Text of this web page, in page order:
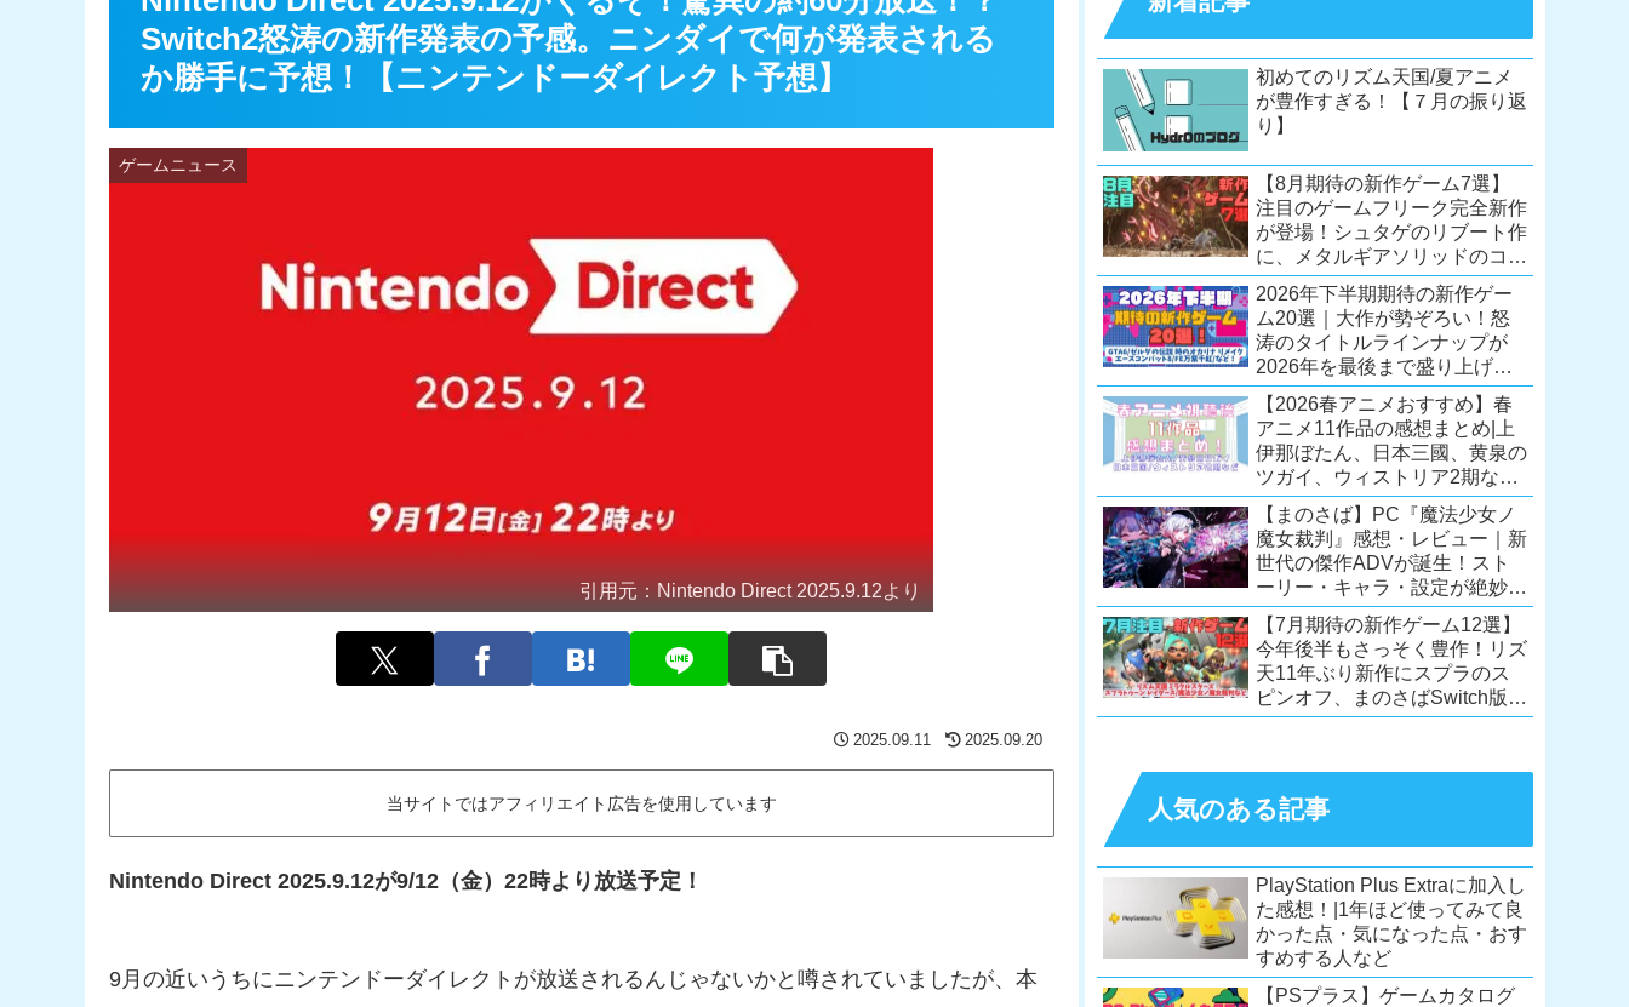
Switch2怒涛の新作発表の予感。ニンダイで何が発表される
か勝手に予想！【ニンテンドーダイレクト予想】
ゲームニュース
引用元： Nintendo Direct 2025.9.12より
2025.09.11 2025.09.20
当サイトではアフィリエイト広告を使用しています
Nintendo Direct 2025.9.12が9/12（金）22時より放送予定！
9月の近いうちにニンテンドーダイレクトが放送されるんじゃないかと噂されていましたが、本
初めてのリズム天国/夏アニメ
が豊作すぎる！【７月の振り返
り】
【8月期待の新作ゲーム7選】
注目のゲームフリーク完全新作
が登場！シュタゲのリブート作
に、メタルギアソリッドのコレ
クション第2弾も。夏休みを盛
り上げるタイトル大集合！
【Switch2/PS5/PC】
2026年下半期期待の新作ゲー
ム20選｜大作が勢ぞろい！怒
涛のタイトルラインナップが
2026年を最後まで盛り上げ
る！【Switch2/PS5/Xbox/PC】
【2026春アニメおすすめ】春
アニメ11作品の感想まとめ|上
伊那ぼたん、日本三國、黄泉の
ツガイ、ウィストリア2期な
ど……レベルの高い作品が多
い！？
【まのさば】PC『魔法少女ノ
魔女裁判』感想・レビュー｜新
世代の傑作ADVが誕生！スト
ーリー・キャラ・設定が絶妙に
絡み合う、命懸けの議論ミステ
リー【PC/Switch】
【7月期待の新作ゲーム12選】
今年後半もさっそく豊作！リズ
天11年ぶり新作にスプラのス
ピンオフ、まのさばSwitch版
も！【Switch2/PS5/PC】
人気のある記事
PlayStation Plus Extraに加入し
た感想！|1年ほど使ってみて良
かった点・気になった点・おす
すめする人など
【PSプラス】ゲームカタログ